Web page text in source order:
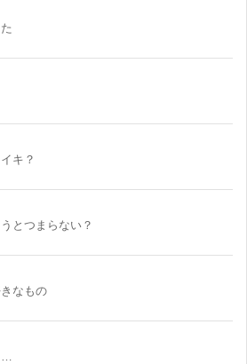
キ？
とつまらない？
なもの